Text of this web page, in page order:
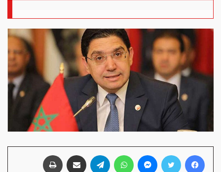
فيسبوك تويتر ماسنجر واتساب تيلقرام مشاركة عبر البريد